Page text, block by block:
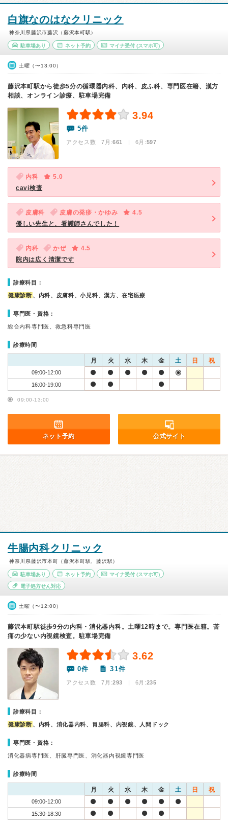
白旗なのはなクリニック
神奈川県藤沢市藤沢（藤沢本町駅）
駐車場あり ネット予約 マイナ受付 (スマホ可)
土曜（〜13:00）
藤沢本町駅から徒歩5分の循環器内科、内科、皮ふ科、専門医在籍、漢方
相談、オンライン診療、駐車場完備
3.94
5件
アクセス数 7月:661 | 6月:597
内科
5.0
cavi検査
皮膚科 皮膚の発疹・かゆみ
4.5
優しい先生と、看護師さんでした！
内科 かぜ
4.5
院内は広く清潔です
診療科目：
健康診断 、内科、皮膚科、小児科、漢方、在宅医療
専門医・資格：
総合内科専門医、救急科専門医
診療時間
月 火 水 木 金 土 日 祝
09:00-12:00
16:00-19:00
09:00-13:00
ネット予約 公式サイト
牛腸内科クリニック
神奈川県藤沢市本町（藤沢本町駅、藤沢駅）
駐車場あり ネット予約 マイナ受付 (スマホ可)
電子処方せん対応
土曜（〜12:00）
藤沢本町駅徒歩9分の内科・消化器内科。土曜12時まで。専門医在籍。苦
痛の少ない内視鏡検査。駐車場完備
3.62
0件 31件
アクセス数 7月:293 | 6月:235
診療科目：
健康診断 、内科、消化器内科、胃腸科、内視鏡、人間ドック
専門医・資格：
消化器病専門医、肝臓専門医、消化器内視鏡専門医
診療時間
月 火 水 木 金 土 日 祝
09:00-12:00
15:30-18:30